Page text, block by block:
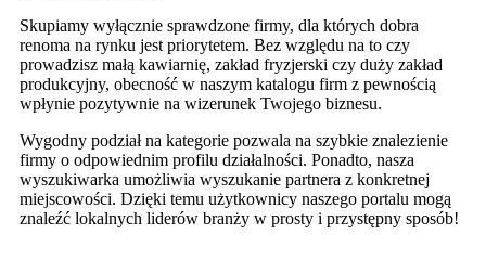
Skupiamy wyłącznie sprawdzone firmy, dla których dobra
renoma na rynku jest priorytetem. Bez względu na to czy
prowadzisz małą kawiarnię, zakład fryzjerski czy duży zakład
produkcyjny, obecność w naszym katalogu firm z pewnością
wpłynie pozytywnie na wizerunek Twojego biznesu.
Wygodny podział na kategorie pozwala na szybkie znalezienie
firmy o odpowiednim profilu działalności. Ponadto, nasza
wyszukiwarka umożliwia wyszukanie partnera z konkretnej
miejscowości. Dzięki temu użytkownicy naszego portalu mogą
znaleźć lokalnych liderów branży w prosty i przystępny sposób!